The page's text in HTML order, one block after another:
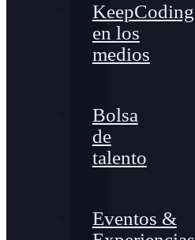
KeepCoding
en los
medios
Bolsa
de
talento
Eventos &